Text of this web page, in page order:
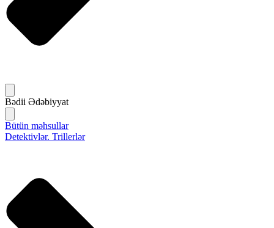
Bədii Ədəbiyyat
Bütün məhsullar
Detektivlər. Trillerlər